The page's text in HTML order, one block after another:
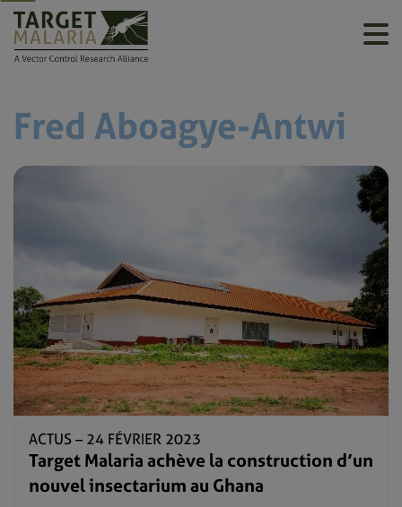
Fred Aboagye-Antwi
ACTUS – 24 FÉVRIER 2023
Target Malaria achève la construction d’un
nouvel insectarium au Ghana